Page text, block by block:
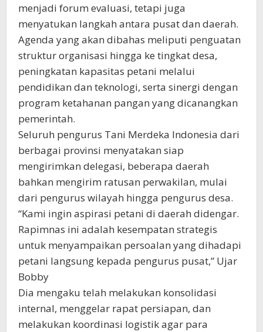
menjadi forum evaluasi, tetapi juga
menyatukan langkah antara pusat dan daerah.
Agenda yang akan dibahas meliputi penguatan
struktur organisasi hingga ke tingkat desa,
peningkatan kapasitas petani melalui
pendidikan dan teknologi, serta sinergi dengan
program ketahanan pangan yang dicanangkan
pemerintah.
Seluruh pengurus Tani Merdeka Indonesia dari
berbagai provinsi menyatakan siap
mengirimkan delegasi, beberapa daerah
bahkan mengirim ratusan perwakilan, mulai
dari pengurus wilayah hingga pengurus desa.
“Kami ingin aspirasi petani di daerah didengar.
Rapimnas ini adalah kesempatan strategis
untuk menyampaikan persoalan yang dihadapi
petani langsung kepada pengurus pusat,” Ujar
Bobby
Dia mengaku telah melakukan konsolidasi
internal, menggelar rapat persiapan, dan
melakukan koordinasi logistik agar para